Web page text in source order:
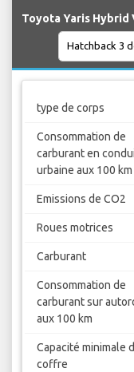
Toyota Yaris Hybrid
type de corps
Consommation de
carburant en
urbaine aux 100 km
Emissions de CO2
Roues motrices
Carburant
Consommation de
carburant sur
aux 100 km
Capacité minimale
coffre